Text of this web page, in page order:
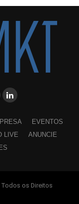
EVENTOS
LIVE
ANUNCIE
Todos os Direitos